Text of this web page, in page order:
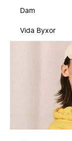
Dam
Vida Byxor